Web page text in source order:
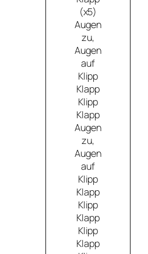
(x5)
Augen
zu,
Augen
auf
Klipp
Klapp
Klipp
Klapp
Augen
zu,
Augen
auf
Klipp
Klapp
Klipp
Klapp
Klipp
Klapp